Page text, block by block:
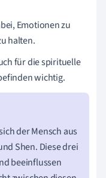
Emotionen zu
halten.
für die spirituelle
wichtig.
der Mensch aus
Shen. Diese drei
beeinflussen